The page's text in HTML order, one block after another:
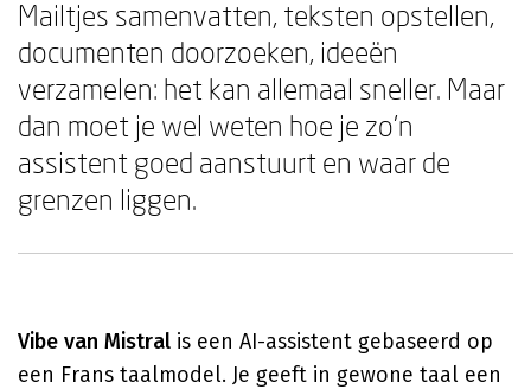
Mailtjes samenvatten, teksten opstellen,
documenten doorzoeken, ideeën
verzamelen: het kan allemaal sneller. Maar
dan moet je wel weten hoe je zo'n
assistent goed aanstuurt en waar de
grenzen liggen.
Vibe van Mistral is een AI-assistent gebaseerd op
een Frans taalmodel. Je geeft in gewone taal een